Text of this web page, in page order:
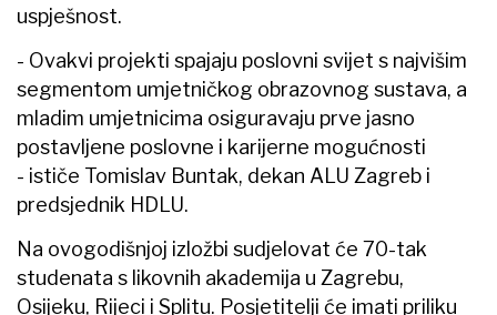
uspješnost.
- Ovakvi projekti spajaju poslovni svijet s najvišim
segmentom umjetničkog obrazovnog sustava, a
mladim umjetnicima osiguravaju prve jasno
postavljene poslovne i karijerne mogućnosti
- ističe Tomislav Buntak, dekan ALU Zagreb i
predsjednik HDLU.
Na ovogodišnjoj izložbi sudjelovat će 70-tak
studenata s likovnih akademija u Zagrebu,
Osijeku, Rijeci i Splitu. Posjetitelji će imati priliku